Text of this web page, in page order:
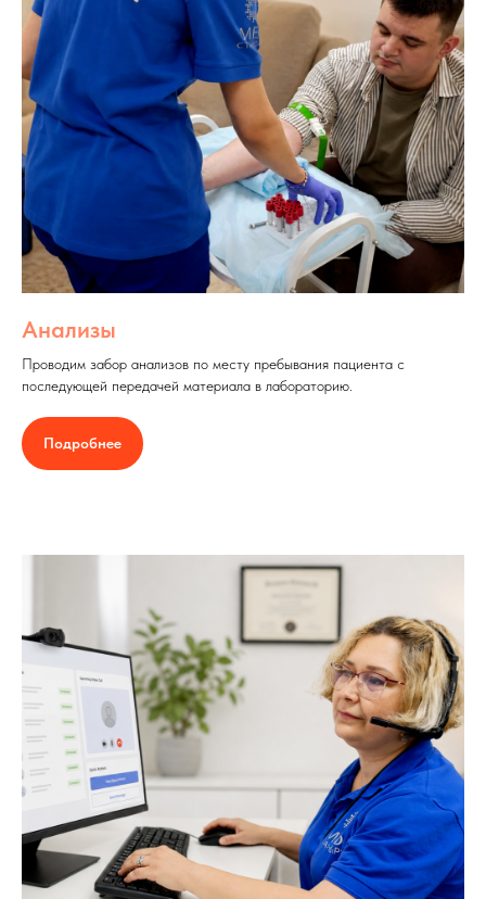
Анализы
Проводим забор анализов по месту пребывания пациента с
последующей передачей материала в лабораторию.
Подробнее